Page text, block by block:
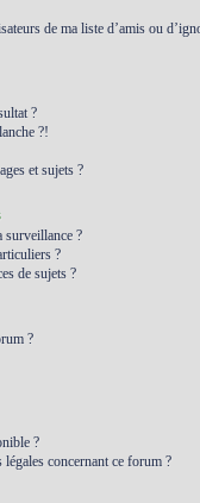
de ma liste d’amis ou
?
?!
et sujets ?
surveillance ?
?
de sujets ?
?
?
concernant ce forum ?